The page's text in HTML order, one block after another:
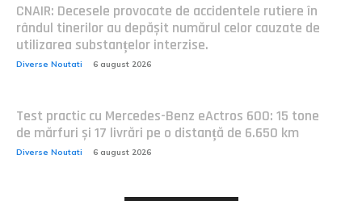
CNAIR: Decesele provocate de accidentele rutiere în
rândul tinerilor au depășit numărul celor cauzate de
utilizarea substanțelor interzise.
Diverse Noutati 6 august 2026
Test practic cu Mercedes-Benz eActros 600: 15 tone
de mărfuri și 17 livrări pe o distanță de 6.650 km
Diverse Noutati 6 august 2026